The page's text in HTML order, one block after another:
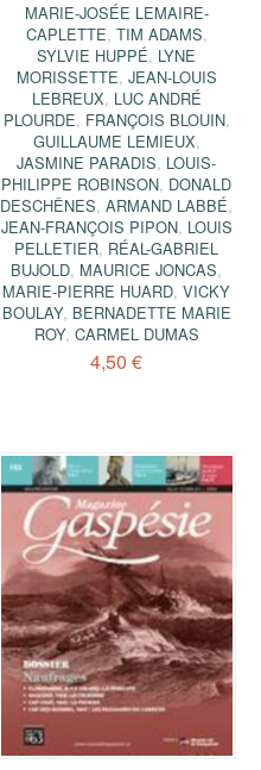
MARIE-JOSÉE LEMAIRE-
CAPLETTE, TIM ADAMS,
SYLVIE HUPPÉ, LYNE
MORISSETTE, JEAN-LOUIS
LEBREUX, LUC ANDRÉ
PLOURDE, FRANÇOIS BLOUIN,
GUILLAUME LEMIEUX,
JASMINE PARADIS, LOUIS-
PHILIPPE ROBINSON, DONALD
DESCHÊNES,ARMAND LABBÉ,
JEAN-FRANÇOIS PIPON, LOUIS
PELLETIER, RÉAL-GABRIEL
BUJOLD, MAURICE JONCAS,
MARIE-PIERRE HUARD,VICKY
BOULAY, BERNADETTE MARIE
ROY, CARMEL DUMAS
4,50 €